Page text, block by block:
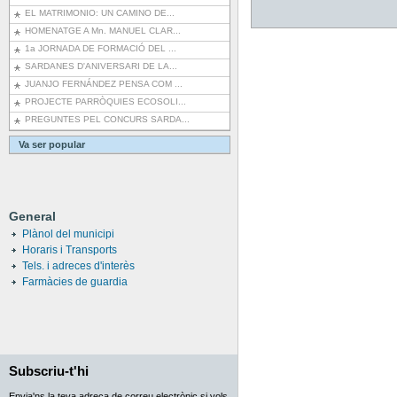
EL MATRIMONIO: UN CAMINO DE...
HOMENATGE A Mn. MANUEL CLAR...
1a JORNADA DE FORMACIÓ DEL ...
SARDANES D'ANIVERSARI DE LA...
JUANJO FERNÁNDEZ PENSA COM ...
PROJECTE PARRÒQUIES ECOSOLI...
PREGUNTES PEL CONCURS SARDA...
Va ser popular
General
Plànol del municipi
Horaris i Transports
Tels. i adreces d'interès
Farmàcies de guardia
Subscriu-t'hi